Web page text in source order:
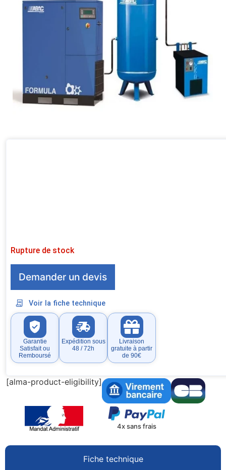
Rupture de stock
Demander un devis
Voir la fiche technique
Garantie
Satisfait ou
Remboursé
Expédition sous
48 / 72h
Livraison
gratuite à partir
de 90€
[alma-product-eligibility]
4x sans frais
Fiche technique